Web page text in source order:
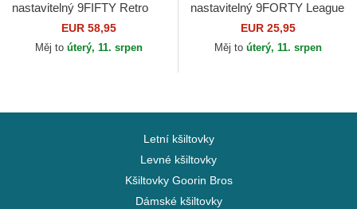
nastavitelný 9FIFTY Retro
Crown Wool Pinstripe Detroit
Tigers MLB New Era
EUR 58,95
Měj to úterý, 11. srpen
nastavitelný 9FORTY League
Essential New York Yankees
MLB New Era
EUR 25,95
Měj to úterý, 11. srpen
Letní kšiltovky
Levné kšiltovky
Kšiltovky Goorin Bros
Dámské kšiltovky